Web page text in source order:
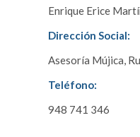
Enrique Erice
Dirección Social:
Asesoría Mújica,
Teléfono:
948 741 346